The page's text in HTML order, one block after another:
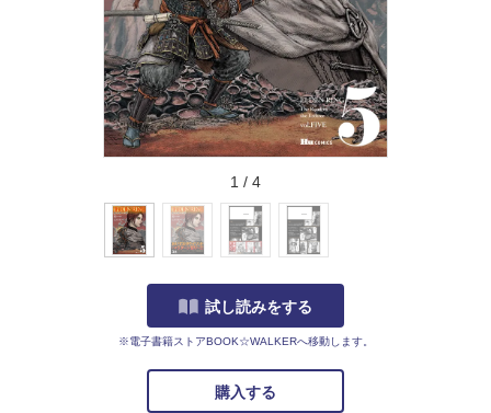
1 / 4
試し読みをする
※電子書籍ストアBOOK☆WALKERへ移動します。
購入する